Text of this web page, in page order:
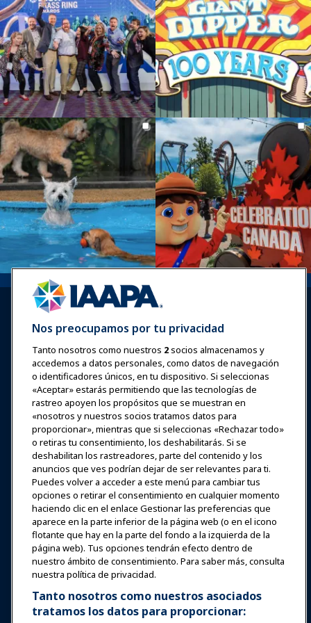
Iniciar sesión Únete ahora
Premios Carreras
Contacto
Expos y Eventos
Noticias y Funworld
Educación
Seguridad y protección
Defensa
Investigación y Reportes
Nos preocupamos por tu privacidad
Tanto nosotros como nuestros 2socios almacenamos y
accedemos a datos personales, como datos de navegación
o identificadores únicos, en tu dispositivo. Si seleccionas
«Aceptar» estarás permitiendo que las tecnologías de
rastreo apoyen los propósitos que se muestran en
«nosotros y nuestros socios tratamos datos para
proporcionar», mientras que si seleccionas «Rechazar todo»
o retiras tu consentimiento, los deshabilitarás. Si se
deshabilitan los rastreadores, parte del contenido y los
anuncios que ves podrían dejar de ser relevantes para ti.
Puedes volver a acceder a este menú para cambiar tus
opciones o retirar el consentimiento en cualquier momento
haciendo clic en el enlace Gestionar las preferencias que
aparece en la parte inferior de la página web (o en el icono
flotante que hay en la parte del fondo a la izquierda de la
página web). Tus opciones tendrán efecto dentro de
nuestro ámbito de consentimiento. Para saber más, consulta
nuestra política de privacidad.
Tanto nosotros como nuestros asociados
tratamos los datos para proporcionar: